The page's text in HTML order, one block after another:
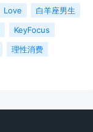
Love
白羊座男生
KeyFocus
理性消费